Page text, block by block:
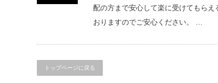
配の方まで安心して楽に受けてもら
おりますのでご安心ください。 …
トップページに戻る